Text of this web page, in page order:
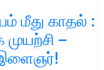
மீது காதல் :
முயற்சி –